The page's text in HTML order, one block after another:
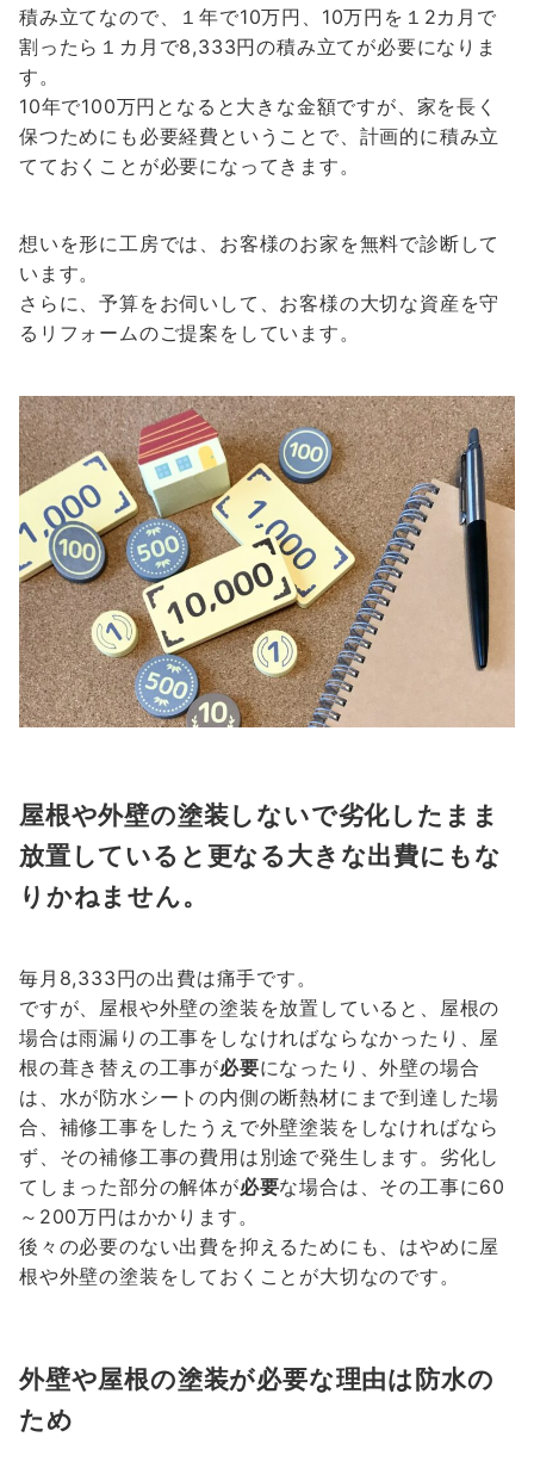
積み立てなので、１年で10万円、10万円を１2カ月で
割ったら１カ月で8,333円の積み立てが必要になりま
す。
10年で100万円となると大きな金額ですが、家を長く
保つためにも必要経費ということで、計画的に積み立
てておくことが必要になってきます。
想いを形に工房では、お客様のお家を無料で診断して
います。
さらに、予算をお伺いして、お客様の大切な資産を守
るリフォームのご提案をしています。
屋根や外壁の塗装しないで劣化したまま
放置していると更なる大きな出費にもな
りかねません。
毎月8,333円の出費は痛手です。
ですが、屋根や外壁の塗装を放置していると、屋根の
場合は雨漏りの工事をしなければならなかったり、屋
根の葺き替えの工事が必要になったり、外壁の場合
は、水が防水シートの内側の断熱材にまで到達した場
合、補修工事をしたうえで外壁塗装をしなければなら
ず、その補修工事の費用は別途で発生します。劣化し
てしまった部分の解体が必要な場合は、その工事に60
～200万円はかかります。
後々の必要のない出費を抑えるためにも、はやめに屋
根や外壁の塗装をしておくことが大切なのです。
外壁や屋根の塗装が必要な理由は防水の
ため